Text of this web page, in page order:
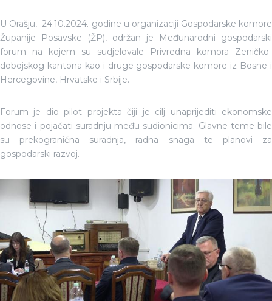
U Orašju, 24.10.2024. godine u organizaciji Gospodarske komore
Županije Posavske (ŽP), održan je Međunarodni gospodarski
forum na kojem su sudjelovale Privredna komora Zeničko-
dobojskog kantona kao i druge gospodarske komore iz Bosne i
Hercegovine, Hrvatske i Srbije.
Forum je dio pilot projekta čiji je cilj unaprijediti ekonomske
odnose i pojačati suradnju među sudionicima. Glavne teme bile
su prekogranična suradnja, radna snaga te planovi za
gospodarski razvoj.